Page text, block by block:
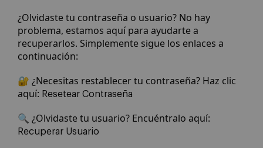
¿Olvidaste tu contraseña o usuario? No hay
problema, estamos aquí para ayudarte a
recuperarlos. Simplemente sigue los enlaces a
continuación:
🔐 ¿Necesitas restablecer tu contraseña? Haz clic
aquí: Resetear Contraseña
🔍 ¿Olvidaste tu usuario? Encuéntralo aquí:
Recuperar Usuario